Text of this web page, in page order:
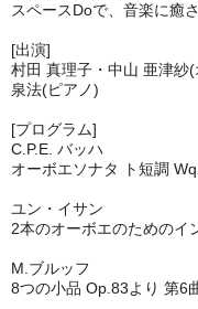
スペースDoで、音楽に癒
[出演]
村田 真理子・中山 亜津紗
泉法(ピアノ)
[プログラム]
C.P.E. バッハ
オーボエソナタ ト短調
ユン・イサン
2本のオーボエのためのイ
M.ブルッフ
8つの小品 Op.83より 第6